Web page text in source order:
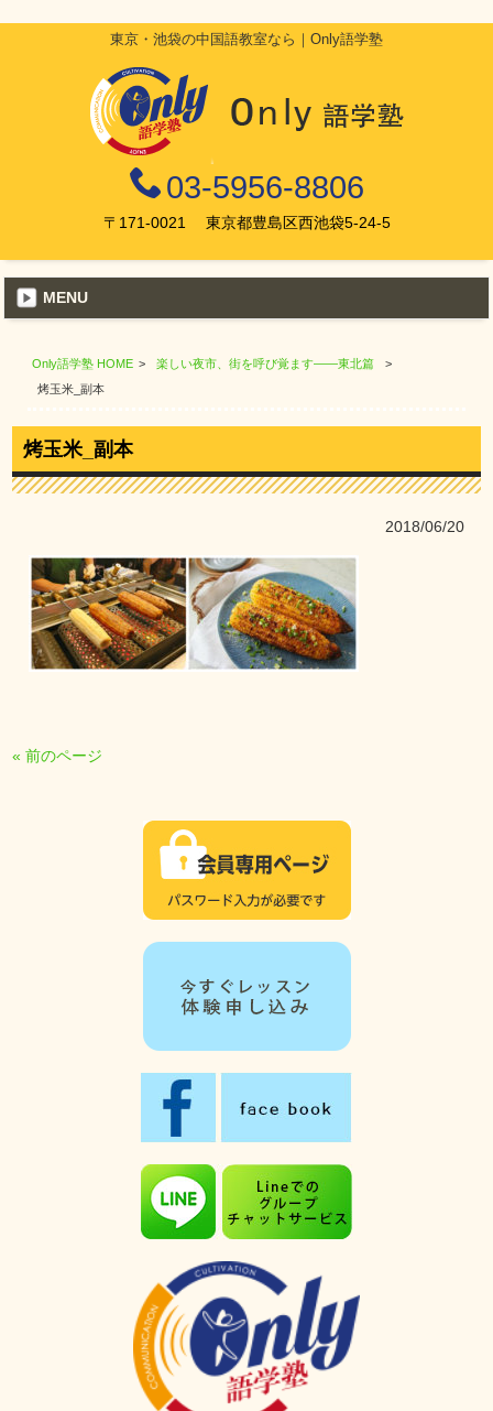
東京・池袋の中国語教室なら｜Only語学塾
03-5956-8806
〒171-0021 東京都豊島区西池袋5-24-5
MENU
Only語学塾 HOME > 楽しい夜市、街を呼び覚ます――東北篇
>
烤玉米_副本
烤玉米_副本
2018/06/20
« 前のページ